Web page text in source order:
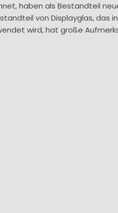
haben als Bestandteil
von Displayglas, das in
wird, hat große